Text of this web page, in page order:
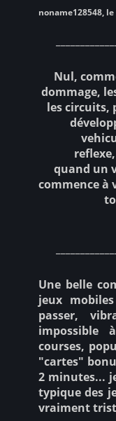
noname128548,
Nul,
dommage,
les circuits,
quand un
commence à
Une belle
jeux
passer,
courses,
"cartes"
2 minutes...
typique des
vraiment